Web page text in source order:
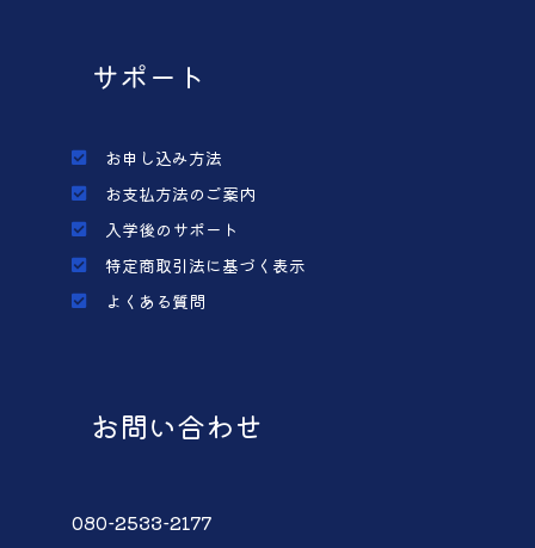
サポート
お申し込み方法
お支払方法のご案内
入学後のサポート
特定商取引法に基づく表示
よくある質問
お問い合わせ
080-2533-2177